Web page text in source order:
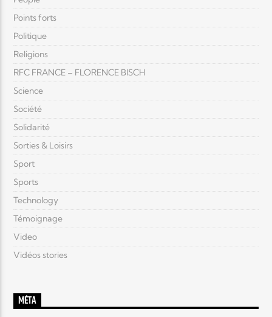
Points forts
Politique
Religions
RFC FRANCE – FLORENCE BISCH
Science
Société
Solidarité
Sorties & Loisirs
Sport
Sports
Technology
Témoignage
Video
Vidéos stories
MÉTA